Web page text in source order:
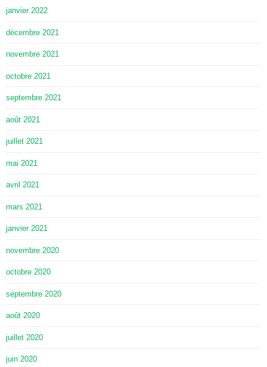
janvier 2022
décembre 2021
novembre 2021
octobre 2021
septembre 2021
août 2021
juillet 2021
mai 2021
avril 2021
mars 2021
janvier 2021
novembre 2020
octobre 2020
septembre 2020
août 2020
juillet 2020
juin 2020